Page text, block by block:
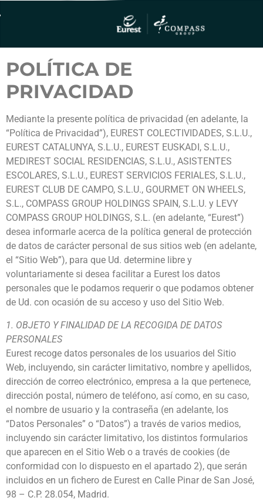
POLÍTICA DE
PRIVACIDAD
Mediante la presente política de privacidad (en adelante, la
“Política de Privacidad”), EUREST COLECTIVIDADES, S.L.U.,
EUREST CATALUNYA, S.L.U., EUREST EUSKADI, S.L.U.,
MEDIREST SOCIAL RESIDENCIAS, S.L.U., ASISTENTES
ESCOLARES, S.L.U., EUREST SERVICIOS FERIALES, S.L.U.,
EUREST CLUB DE CAMPO, S.L.U., GOURMET ON WHEELS,
S.L., COMPASS GROUP HOLDINGS SPAIN, S.L.U. y LEVY
COMPASS GROUP HOLDINGS, S.L. (en adelante, “Eurest”)
desea informarle acerca de la política general de protección
de datos de carácter personal de sus sitios web (en adelante,
el “Sitio Web”), para que Ud. determine libre y
voluntariamente si desea facilitar a Eurest los datos
personales que le podamos requerir o que podamos obtener
de Ud. con ocasión de su acceso y uso del Sitio Web.
1. OBJETO Y FINALIDAD DE LA RECOGIDA DE DATOS
PERSONALES
Eurest recoge datos personales de los usuarios del Sitio
Web, incluyendo, sin carácter limitativo, nombre y apellidos,
dirección de correo electrónico, empresa a la que pertenece,
dirección postal, número de teléfono, así como, en su caso,
el nombre de usuario y la contraseña (en adelante, los
“Datos Personales” o “Datos”) a través de varios medios,
incluyendo sin carácter limitativo, los distintos formularios
que aparecen en el Sitio Web o a través de cookies (de
conformidad con lo dispuesto en el apartado 2), que serán
incluidos en un fichero de Eurest en Calle Pinar de San José,
98 – C.P. 28.054, Madrid.